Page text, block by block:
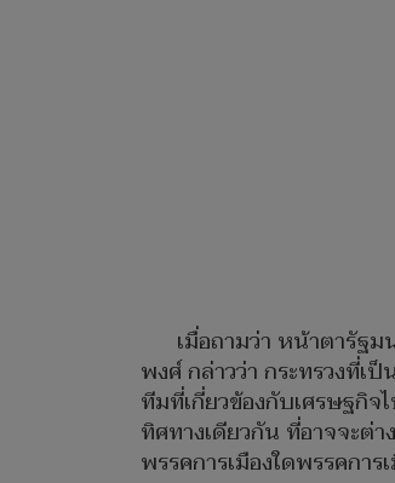
เมื่อถามว่า หน้าตารัฐ
พงศ์ กล่าวว่า กระทรวงที่เ
ทีมที่เกี่ยวข้องกับเศรษฐกิ
ทิศทางเดียวกัน ที่อาจจะต่
พรรคการเมืองใดพรรคกา